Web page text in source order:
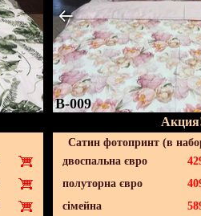
B-009
Сатин фотопринт (в
двоспальна євро
полуторна євро
сімейна